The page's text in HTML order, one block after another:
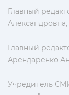
Главный
Александровна,
Главный
Арендаренко
Учредитель